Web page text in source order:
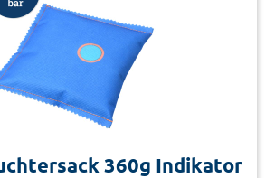
360g Indikator